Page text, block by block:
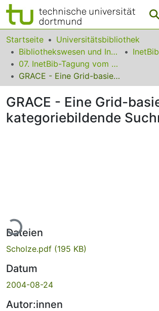
Bereiche & Sammlungen
Das gesamte Repositorium
Statistiken
FAQ
Leitlinien
Startseite
Universitätsbibliothek
Bibliothekswesen und Information
07. InetBib-Tagung vom 12. bis 14. November 2003 in Frankfurt am Main
GRACE - Eine Grid-basierte und kategoriebildende Suchmaschine
GRACE - Eine Grid-
kategoriebildende
Lade...
Dateien
Scholze.pdf (195 KB)
Datum
2004-08-24
Autor:innen